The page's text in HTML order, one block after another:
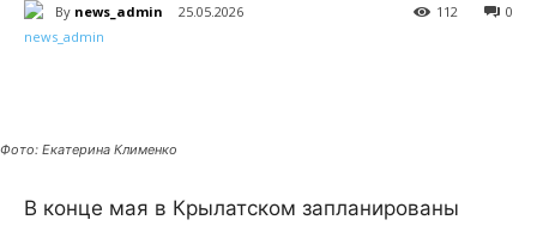
By news_admin 25.05.2026 0
112
Фото: Екатерина Клименко
В конце мая в Крылатском запланированы